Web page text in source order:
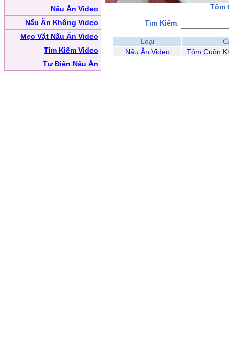
Nấu Ăn Video
Nấu Ăn Không Video
Mẹo Vặt Nấu Ăn Video
Tìm Kiếm Video
Tự Điển Nấu Ăn
Tôm
Tìm Kiếm:
Loại
Nấu Ăn Video
Tôm Cuộn